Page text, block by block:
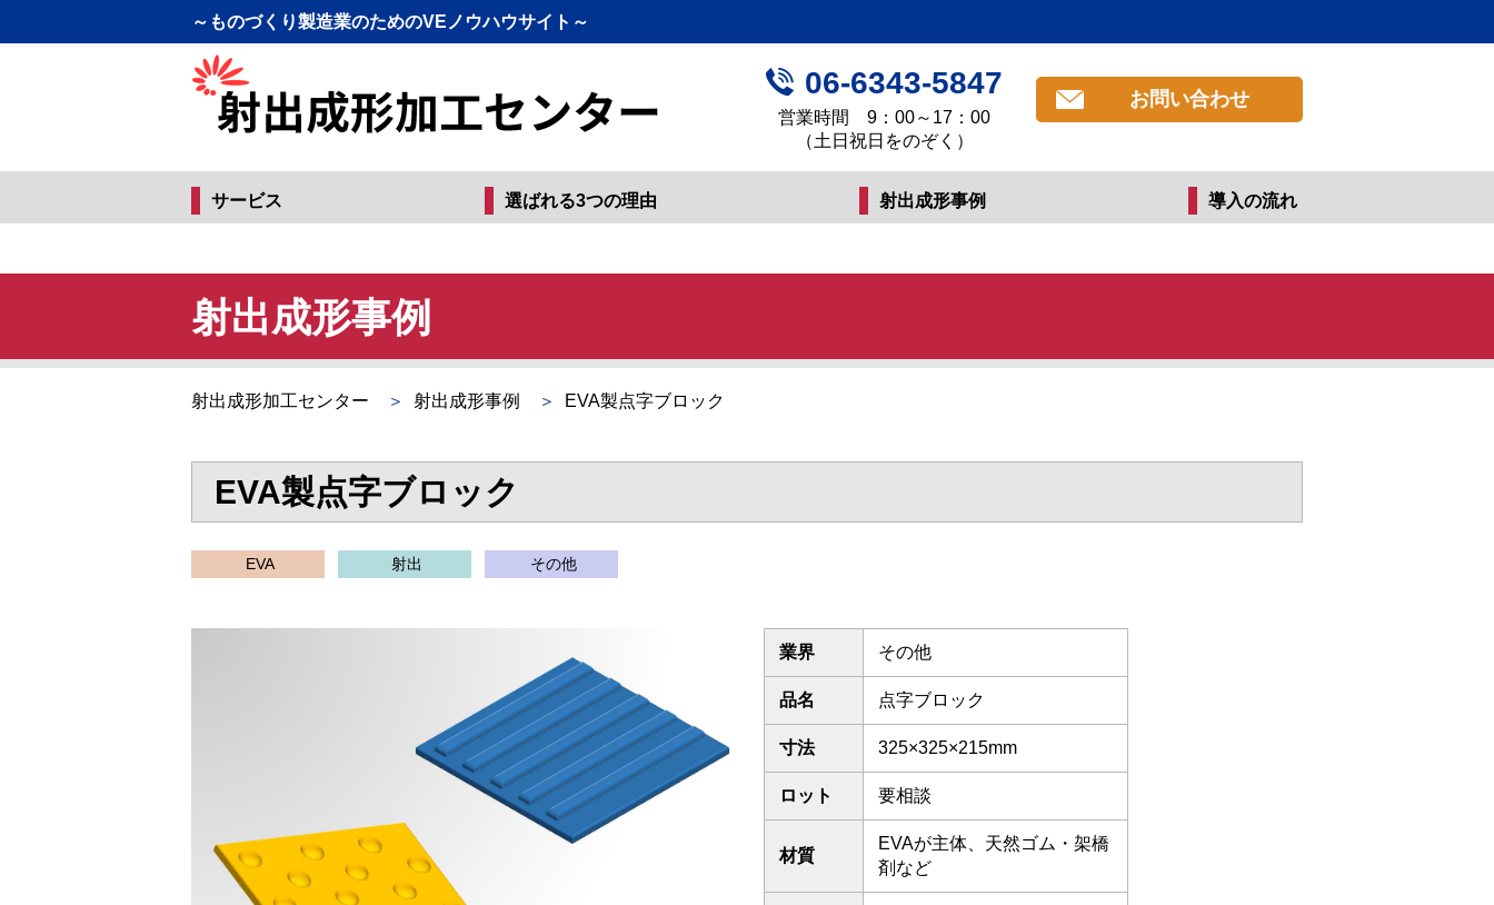
～ものづくり製造業のためのVEノウハウサイト～
06-6343-5847
営業時間 9：00～17：00
（土日祝日をのぞく）
お問い合わせ
サービス 選ばれる3つの理由 射出成形事例 導入の流れ
射出成形事例
射出成形加工センター 射出成形事例 EVA製点字ブロック
EVA製点字ブロック
EVA 射出 その他
業界 その他
品名 点字ブロック
寸法 325×325×215mm
ロット 要相談
材質
EVAが主体、天然ゴム・架橋
剤など